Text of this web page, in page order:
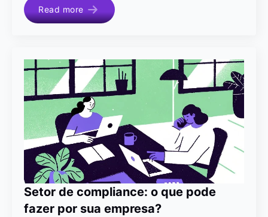
Read more
Setor de compliance: o que pode
fazer por sua empresa?